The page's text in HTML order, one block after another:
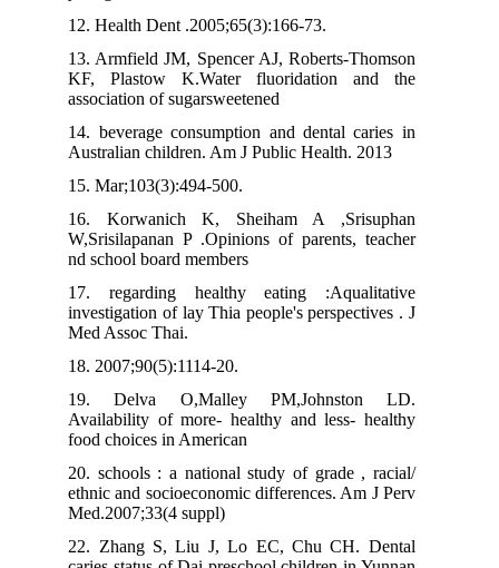
12. Health Dent .2005;65(3):166-73.
13. Armfield JM, Spencer AJ, Roberts-Thomson
KF, Plastow K.Water fluoridation and the
association of sugarsweetened
14. beverage consumption and dental caries in
Australian children. Am J Public Health. 2013
15. Mar;103(3):494-500.
16. Korwanich K, Sheiham A ,Srisuphan
W,Srisilapanan P .Opinions of parents, teacher
nd school board members
17. regarding healthy eating :Aqualitative
investigation of lay Thia people's perspectives . J
Med Assoc Thai.
18. 2007;90(5):1114-20.
19. Delva O,Malley PM,Johnston LD.
Availability of more- healthy and less- healthy
food choices in American
20. schools : a national study of grade , racial/
ethnic and socioeconomic differences. Am J Perv
Med.2007;33(4 suppl)
22. Zhang S, Liu J, Lo EC, Chu CH. Dental